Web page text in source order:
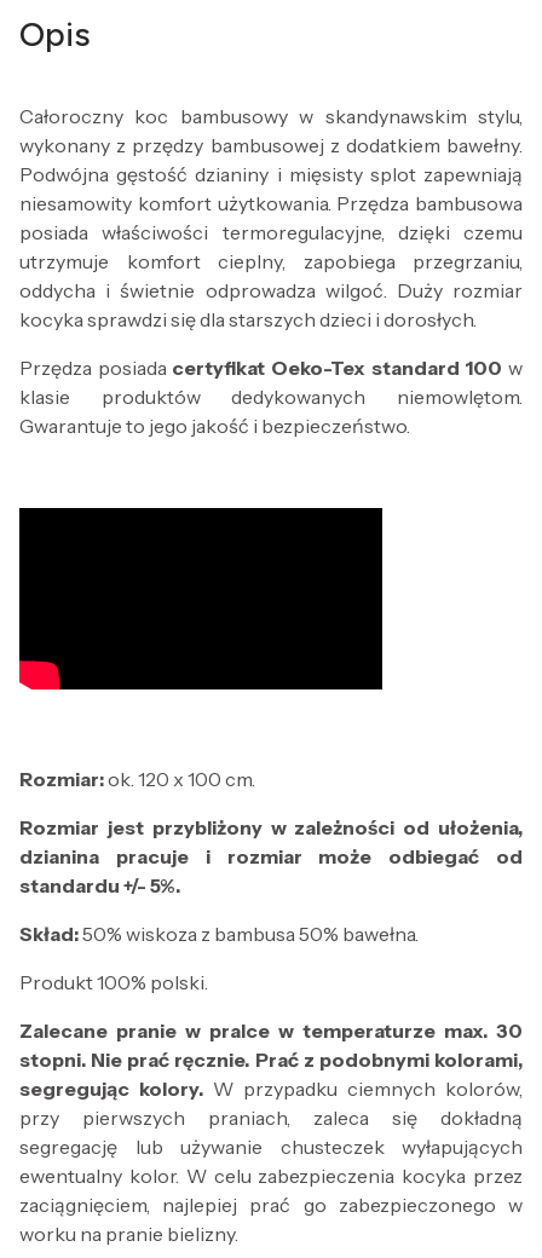
Opis
Całoroczny koc bambusowy w skandynawskim stylu,
wykonany z przędzy bambusowej z dodatkiem bawełny.
Podwójna gęstość dzianiny i mięsisty splot zapewniają
niesamowity komfort użytkowania. Przędza bambusowa
posiada właściwości termoregulacyjne, dzięki czemu
utrzymuje komfort cieplny, zapobiega przegrzaniu,
oddycha i świetnie odprowadza wilgoć. Duży rozmiar
kocyka sprawdzi się dla starszych dzieci i dorosłych.
Przędza posiada certyfikat Oeko-Tex standard 100 w
klasie produktów dedykowanych niemowlętom.
Gwarantuje to jego jakość i bezpieczeństwo.
Rozmiar:ok. 120 x 100 cm.
Rozmiar jest przybliżony w zależności od ułożenia,
dzianina pracuje i rozmiar może odbiegać od
standardu +/- 5%.
Skład:50% wiskoza z bambusa 50% bawełna.
Produkt 100% polski.
Zalecane pranie w pralce w temperaturze max. 30
stopni. Nie prać ręcznie. Prać z podobnymi kolorami,
segregując kolory. W przypadku ciemnych kolorów,
przy pierwszych praniach, zaleca się dokładną
segregację lub używanie chusteczek wyłapujących
ewentualny kolor. W celu zabezpieczenia kocyka przez
zaciągnięciem, najlepiej prać go zabezpieczonego w
worku na pranie bielizny.